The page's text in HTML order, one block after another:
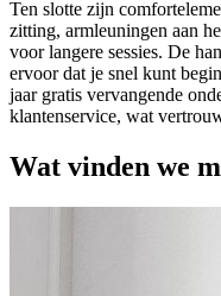
Ten slotte zijn
zitting, armleuningen aan
voor langere sessies. De
ervoor dat je snel kunt
jaar gratis vervangende
klantenservice, wat
Wat vinden we